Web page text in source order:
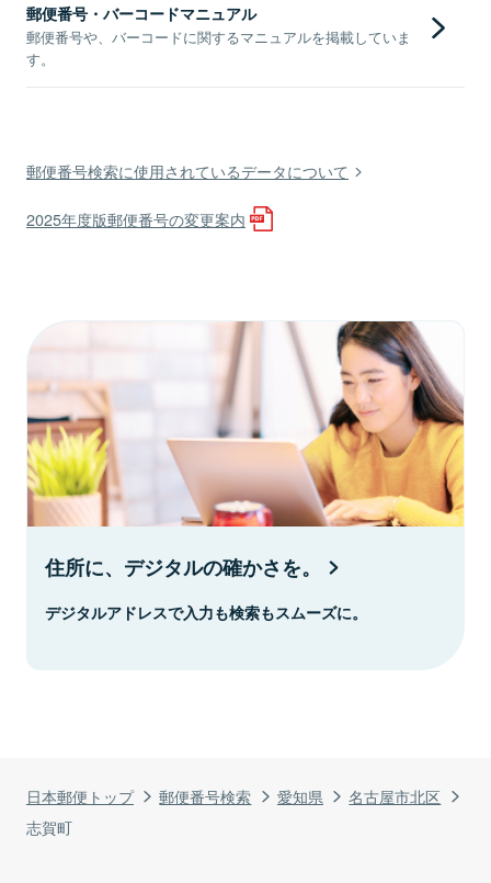
日本郵便トップ 郵便番号検索 愛知県
名古屋市北区
志賀町
郵便番号・バーコードマニュアル
郵便番号や、バーコードに関するマニュアルを掲載していま
す。
郵便番号検索に使用されているデータについて
2025年度版郵便番号の変更案内
住所に、デジタルの確かさを。
デジタルアドレスで入力も検索もスムーズに。